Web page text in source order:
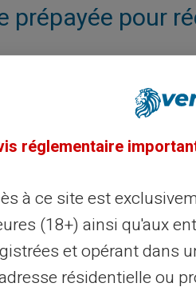
pour
comme la carte avec
inattendus. Ce type de
Aucun
énormément les
aux comptes
votre carte avec le
supplémentaires,
réglementaire
à ce site est
(18+) ainsi qu'aux
et opérant dans
résidentielle ou